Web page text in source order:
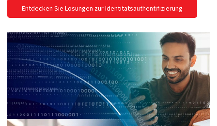
Entdecken Sie Lösungen zur Identitätsauthentifizierung